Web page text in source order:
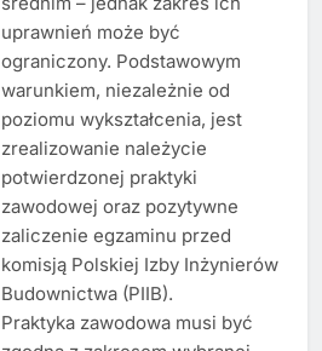
uprawnień może być
ograniczony. Podstawowym
warunkiem, niezależnie od
poziomu wykształcenia, jest
zrealizowanie należycie
potwierdzonej praktyki
zawodowej oraz pozytywne
zaliczenie egzaminu przed
komisją Polskiej Izby Inżynierów
Budownictwa (PIIB).
Praktyka zawodowa musi być